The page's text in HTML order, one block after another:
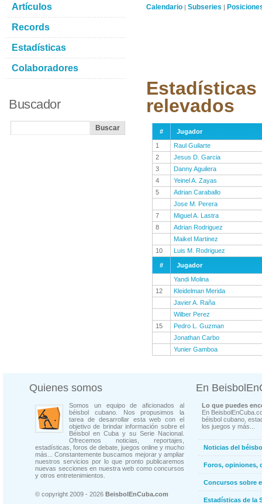
Calendario | Subseries |
relevados
#
Jugador
1
Raul Guilarte
2
Jesus D. Garcia
3
Danny Aguilera
4
Yeinel A. Zayas
5
Adrian Caraballo
Jose M. Perera
7
Miguel A. Lastra
8
Adrian Rodriguez
Maikel Martinez
10
Luis M. Rodriguez
#
Jugador
Yandi Molina
12
Kleidelman Merida
Javier A. Raña
Wilber Perez
15
Pedro L. Guzman
Jonathan Carbo
Yunier Gamboa
Artículos
Records
Estadísticas
Colaboradores
Buscador
Quienes somos
Somos un equipo de aficionados al
béisbol cubano. Nos propusimos la
tarea de desarrollar esta web con el
objetivo de brindar información sobre el
Béisbol en Cuba y su Serie Nacional.
Ofrecemos noticias, reportajes,
estadísticas, foros de debate, juegos online y mucho
más... Constantemente buscamos mejorar y ampliar
nuestros servicios por lo que pronto publicaremos
nuevas secciones en nuestra web como concursos
y otros entretenimientos.
© copyright 2009 - 2026 BeisbolEnCuba.com
En
Lo que puedes
En
béisbol cubano,
los juegos y más...
Noticias del
Foros, opiniones,
Concursos sobre
Estadísticas de la